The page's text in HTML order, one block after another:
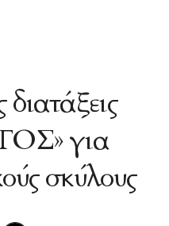
για
σκύλους